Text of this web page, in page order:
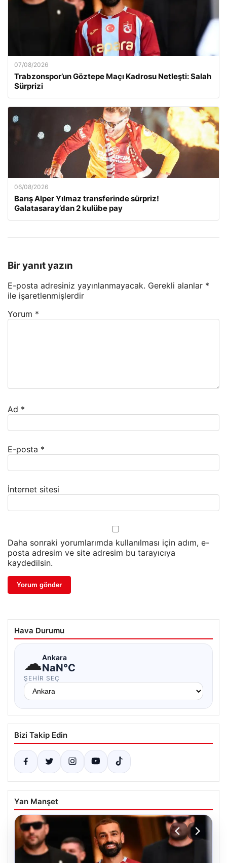
07/08/2026
Trabzonspor’un Göztepe Maçı Kadrosu Netleşti: Salah
Sürprizi
06/08/2026
Barış Alper Yılmaz transferinde sürpriz!
Galatasaray’dan 2 kulübe pay
Bir yanıt yazın
E-posta adresiniz yayınlanmayacak. Gerekli alanlar *
ile işaretlenmişlerdir
Yorum *
Ad *
E-posta *
İnternet sitesi
Daha sonraki yorumlarımda kullanılması için adım, e-
posta adresim ve site adresim bu tarayıcıya
kaydedilsin.
Hava Durumu
☁Ankara
NaN°C
ŞEHIR SEÇ
Bizi Takip Edin
Yan Manşet